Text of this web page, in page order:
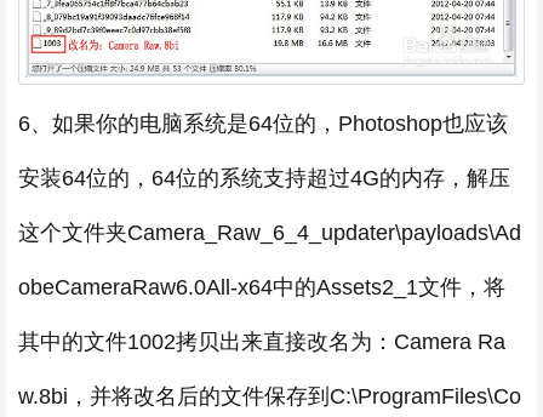
6、如果你的电脑系统是64位的，Photoshop也应该
安装64位的，64位的系统支持超过4G的内存，解压
这个文件夹Camera_Raw_6_4_updater\payloads\Ad
obeCameraRaw6.0All-x64中的Assets2_1文件，将
其中的文件1002拷贝出来直接改名为：Camera Ra
w.8bi，并将改名后的文件保存到C:\ProgramFiles\Co